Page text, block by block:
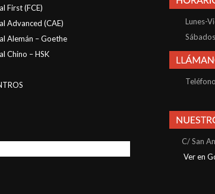
First (FCE)
Advanced (CAE)
Alemán – Goethe
Chino – HSK
Lunes-
Sábados:
C/ San
Ver en